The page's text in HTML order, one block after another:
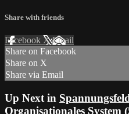
Share with friends
Facebook XEmail
Share on Facebook
Share on X
Share via Email
Up Next in
Organisationales System